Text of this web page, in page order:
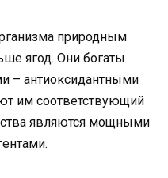
природным
ягод. Они богаты
– антиоксидантными
им соответствующий
являются мощными